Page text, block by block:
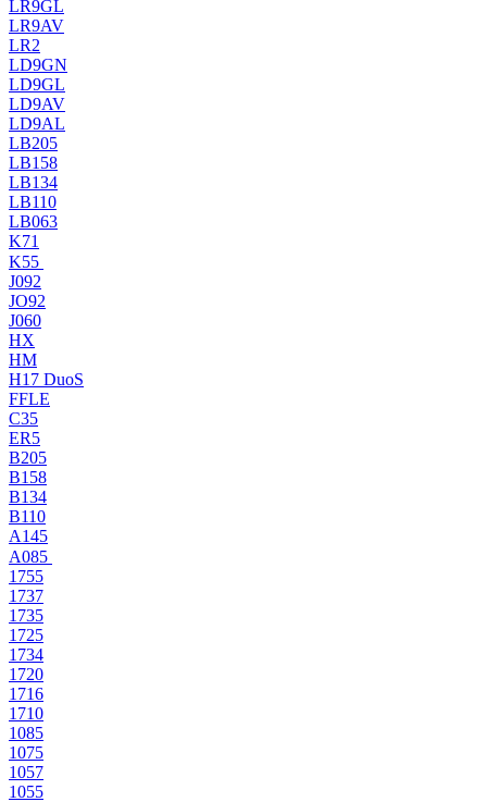
LR9GL
LR9AV
LR2
LD9GN
LD9GL
LD9AV
LD9AL
LB205
LB158
LB134
LB110
LB063
K71
K55
J092
JO92
J060
HX
HM
H17 DuoS
FFLE
C35
ER5
B205
B158
B134
B110
A145
A085
1755
1737
1735
1725
1734
1720
1716
1710
1085
1075
1057
1055